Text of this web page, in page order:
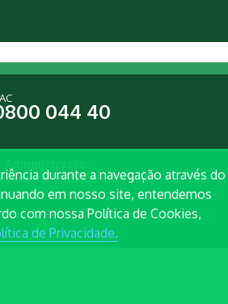
044 40
CEP: 87.050-280, Fone: (44) 3221-
1000
durante a navegação através do
em nosso site, entendemos
com nossa Política de Cookies,
de Privacidade.